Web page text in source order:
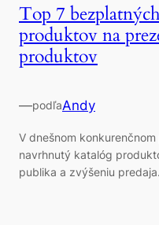
Top 7
produktov na
produktov
—podľaAndy
V dnešnom
navrhnutý katalóg
publika a zvýšeniu